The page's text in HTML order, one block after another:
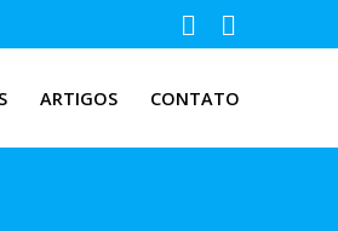
ARTIGOS CONTATO